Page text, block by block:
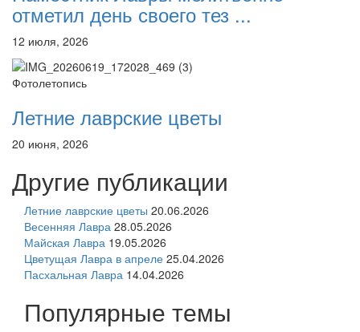
отметил день своего тез ...
12 июля, 2026
Фотолетопись
Летние лаврские цветы
20 июня, 2026
Другие публикации
Летние лаврские цветы 20.06.2026
Весенняя Лавра 28.05.2026
Майская Лавра 19.05.2026
Цветущая Лавра в апреле 25.04.2026
Пасхальная Лавра 14.04.2026
Популярные темы